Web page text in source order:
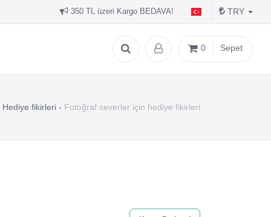
350 TL üzeri Kargo BEDAVA! TRY
0 Sepet
Hediye fikirleri Fotoğraf severler için hediye fikirleri